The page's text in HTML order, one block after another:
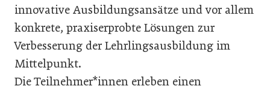
innovative Ausbildungsansätze und vor allem
konkrete, praxiserprobte Lösungen zur
Verbesserung der Lehrlingsausbildung im
Mittelpunkt.
Die Teilnehmer*innen erleben einen